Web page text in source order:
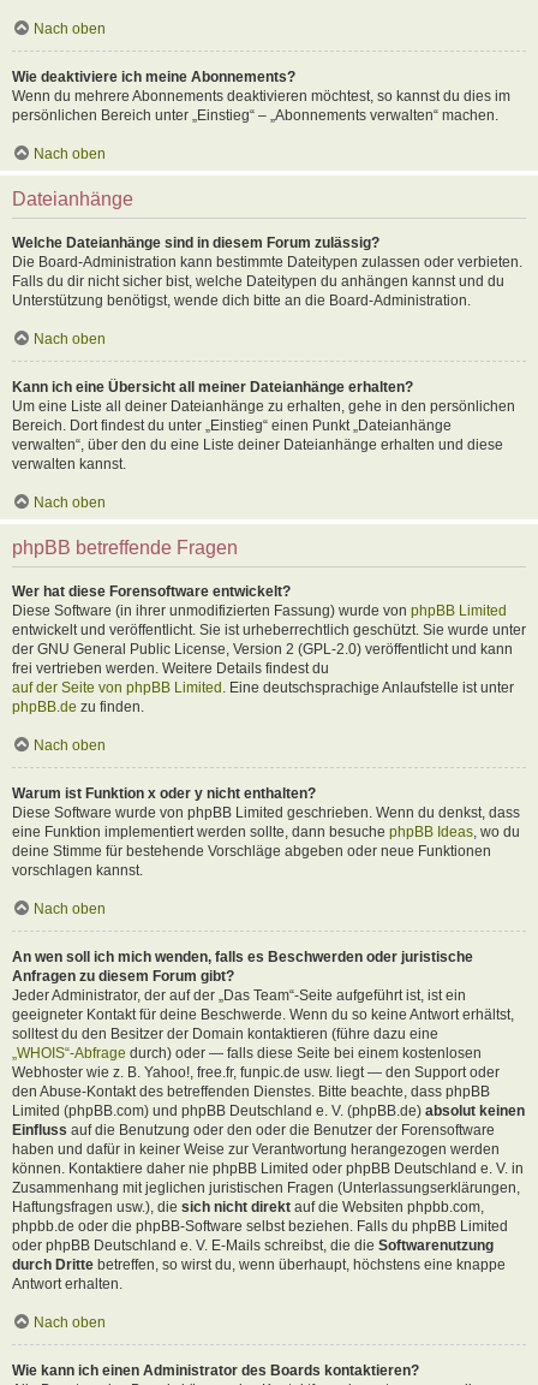
Nach oben
Wie deaktiviere ich meine Abonnements?
Wenn du mehrere Abonnements deaktivieren möchtest, so kannst du dies im
persönlichen Bereich unter „Einstieg“ – „Abonnements verwalten“ machen.
Nach oben
Dateianhänge
Welche Dateianhänge sind in diesem Forum zulässig?
Die Board-Administration kann bestimmte Dateitypen zulassen oder verbieten.
Falls du dir nicht sicher bist, welche Dateitypen du anhängen kannst und du
Unterstützung benötigst, wende dich bitte an die Board-Administration.
Nach oben
Kann ich eine Übersicht all meiner Dateianhänge erhalten?
Um eine Liste all deiner Dateianhänge zu erhalten, gehe in den persönlichen
Bereich. Dort findest du unter „Einstieg“ einen Punkt „Dateianhänge
verwalten“, über den du eine Liste deiner Dateianhänge erhalten und diese
verwalten kannst.
Nach oben
phpBB betreffende Fragen
Wer hat diese Forensoftware entwickelt?
Diese Software (in ihrer unmodifizierten Fassung) wurde von phpBB Limited
entwickelt und veröffentlicht. Sie ist urheberrechtlich geschützt. Sie wurde unter
der GNU General Public License, Version 2 (GPL-2.0) veröffentlicht und kann
frei vertrieben werden. Weitere Details findest du
auf der Seite von phpBB Limited . Eine deutschsprachige Anlaufstelle ist unter
phpBB.de zu finden.
Nach oben
Warum ist Funktion x oder y nicht enthalten?
Diese Software wurde von phpBB Limited geschrieben. Wenn du denkst, dass
eine Funktion implementiert werden sollte, dann besuche phpBB Ideas , wo du
deine Stimme für bestehende Vorschläge abgeben oder neue Funktionen
vorschlagen kannst.
Nach oben
An wen soll ich mich wenden, falls es Beschwerden oder juristische
Anfragen zu diesem Forum gibt?
Jeder Administrator, der auf der „Das Team“-Seite aufgeführt ist, ist ein
geeigneter Kontakt für deine Beschwerde. Wenn du so keine Antwort erhältst,
solltest du den Besitzer der Domain kontaktieren (führe dazu eine
„WHOIS“-Abfrage durch) oder — falls diese Seite bei einem kostenlosen
Webhoster wie z. B. Yahoo!, free.fr, funpic.de usw. liegt — den Support oder
den Abuse-Kontakt des betreffenden Dienstes. Bitte beachte, dass phpBB
Limited (phpBB.com) und phpBB Deutschland e. V. (phpBB.de) absolut keinen
Einfluss auf die Benutzung oder den oder die Benutzer der Forensoftware
haben und dafür in keiner Weise zur Verantwortung herangezogen werden
können. Kontaktiere daher nie phpBB Limited oder phpBB Deutschland e. V. in
Zusammenhang mit jeglichen juristischen Fragen (Unterlassungserklärungen,
Haftungsfragen usw.), die sich nicht direkt auf die Websiten phpbb.com,
phpbb.de oder die phpBB-Software selbst beziehen. Falls du phpBB Limited
oder phpBB Deutschland e. V. E-Mails schreibst, die die Softwarenutzung
durch Dritte betreffen, so wirst du, wenn überhaupt, höchstens eine knappe
Antwort erhalten.
Nach oben
Wie kann ich einen Administrator des Boards kontaktieren?